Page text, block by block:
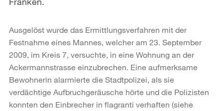
Ausgelöst wurde das Ermittlungsverfahren mit der
Festnahme eines Mannes, welcher am 23. September
2009, im Kreis 7, versuchte, in eine Wohnung an der
Ackermannstrasse einzubrechen. Eine aufmerksame
Bewohnerin alarmierte die Stadtpolizei, als sie
verdächtige Aufbruchgeräusche hörte und die Polizisten
konnten den Einbrecher in flagranti verhaften (siehe